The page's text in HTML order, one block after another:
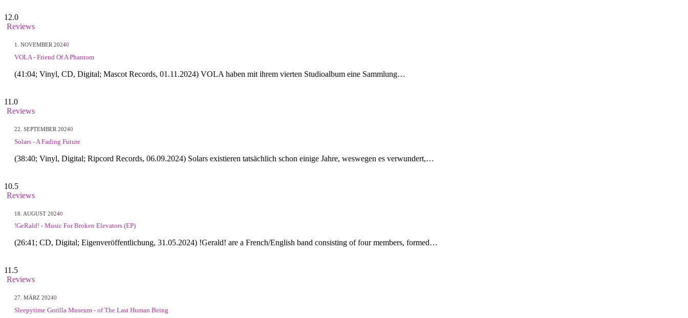
12.0
Reviews
1. NOVEMBER 20240
VOLA - Friend Of A Phantom
(41:04; Vinyl, CD, Digital; Mascot Records, 01.11.2024) VOLA haben mit ihrem vierten Studioalbum eine Sammlung…
11.0
Reviews
22. SEPTEMBER 20240
Solars - A Fading Future
(38:40; Vinyl, Digital; Ripcord Records, 06.09.2024) Solars existieren tatsächlich schon einige Jahre, weswegen es verwundert,…
10.5
Reviews
18. AUGUST 20240
!GeRald! - Music For Broken Elevators (EP)
(26:41; CD, Digital; Eigenveröffentlichung, 31.05.2024) !Gerald! are a French/English band consisting of four members, formed…
11.5
Reviews
27. MÄRZ 20240
Sleepytime Gorilla Museum - of The Last Human Being